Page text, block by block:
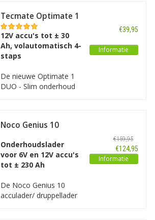
12V accu. De input van
deze acculader is dus
geen 220V maar 12V.
Tecmate Optimate 1
DUO
12V accu's tot ± 30
Ah, volautomatisch 4-
staps
De nieuwe Optimate 1
DUO - Slim onderhoud
V-loodzuuraccu’s en
staps laadprogramma.
€39,95
Informatie
Noco Genius 10
Druppellader
Onderhoudslader
voor 6V en 12V accu's
tot ± 230 Ah
De Noco Genius 10
acculader/ druppellader
€159,95
€124,95
Informatie